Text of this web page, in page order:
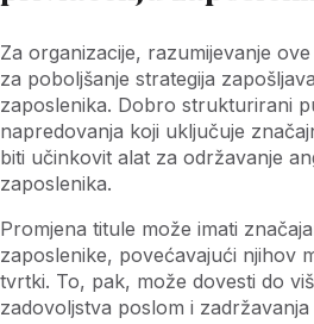
Za organizacije, razumijevanje
za poboljšanje strategija
zaposlenika. Dobro strukturirani
napredovanja koji uključuje
biti učinkovit alat za održavanje
zaposlenika.
Promjena titule može imati
zaposlenike, povećavajući njihov
tvrtki. To, pak, može dovesti do
zadovoljstva poslom i